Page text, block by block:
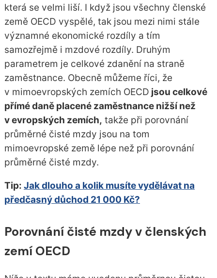
která se velmi liší. I když jsou všechny členské
země OECD vyspělé, tak jsou mezi nimi stále
významné ekonomické rozdíly a tím
samozřejmě i mzdové rozdíly. Druhým
parametrem je celkové zdanění na straně
zaměstnance. Obecně můžeme říci, že
v mimoevropských zemích OECD jsou celkové
přímé daně placené zaměstnance nižší než
v evropských zemích, takže při porovnání
průměrné čisté mzdy jsou na tom
mimoevropské země lépe než při porovnání
průměrné čisté mzdy.
Tip: Jak dlouho a kolik musíte vydělávat na
předčasný důchod 21 000 Kč?
Porovnání čisté mzdy v členských
zemí OECD